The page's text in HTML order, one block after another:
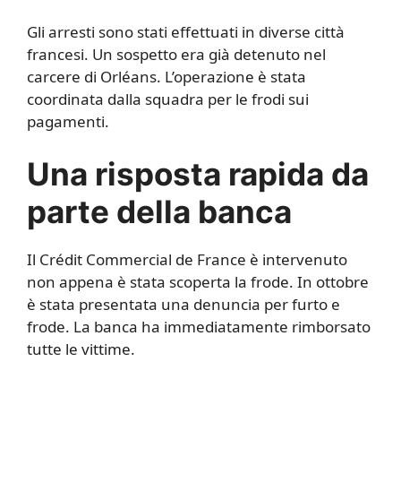
Gli arresti sono stati effettuati in diverse città
francesi. Un sospetto era già detenuto nel
carcere di Orléans. L’operazione è stata
coordinata dalla squadra per le frodi sui
pagamenti.
Una risposta rapida da
parte della banca
Il Crédit Commercial de France è intervenuto
non appena è stata scoperta la frode. In ottobre
è stata presentata una denuncia per furto e
frode. La banca ha immediatamente rimborsato
tutte le vittime.